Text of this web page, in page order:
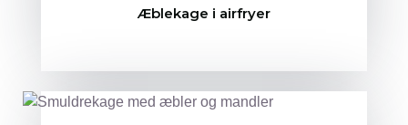
Æblekage i airfryer